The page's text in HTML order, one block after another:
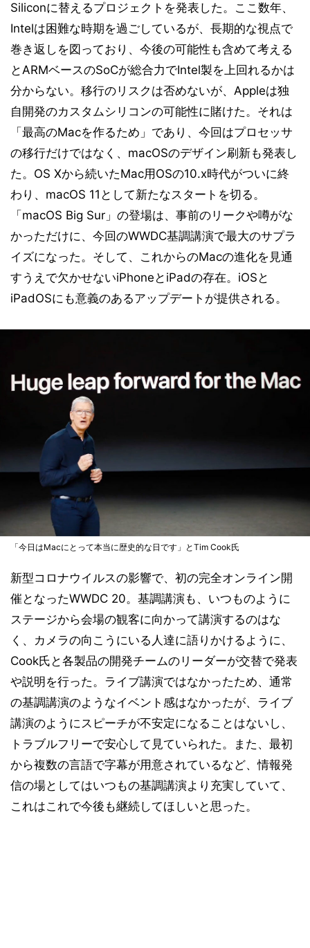
Siliconに替えるプロジェクトを発表した。ここ数年、
Intelは困難な時期を過ごしているが、長期的な視点で
巻き返しを図っており、今後の可能性も含めて考える
とARMベースのSoCが総合力でIntel製を上回れるかは
分からない。移行のリスクは否めないが、Appleは独
自開発のカスタムシリコンの可能性に賭けた。それは
「最高のMacを作るため」であり、今回はプロセッサ
の移行だけではなく、macOSのデザイン刷新も発表し
た。OS Xから続いたMac用OSの10.x時代がついに終
わり、macOS 11として新たなスタートを切る。
「macOS Big Sur」の登場は、事前のリークや噂がな
かっただけに、今回のWWDC基調講演で最大のサプラ
イズになった。そして、これからのMacの進化を見通
すうえで欠かせないiPhoneとiPadの存在。iOSと
iPadOSにも意義のあるアップデートが提供される。
「今日はMacにとって本当に歴史的な日です」とTim Cook氏
新型コロナウイルスの影響で、初の完全オンライン開
催となったWWDC 20。基調講演も、いつものように
ステージから会場の観客に向かって講演するのはな
く、カメラの向こうにいる人達に語りかけるように、
Cook氏と各製品の開発チームのリーダーが交替で発表
や説明を行った。ライブ講演ではなかったため、通常
の基調講演のようなイベント感はなかったが、ライブ
講演のようにスピーチが不安定になることはないし、
トラブルフリーで安心して見ていられた。また、最初
から複数の言語で字幕が用意されているなど、情報発
信の場としてはいつもの基調講演より充実していて、
これはこれで今後も継続してほしいと思った。